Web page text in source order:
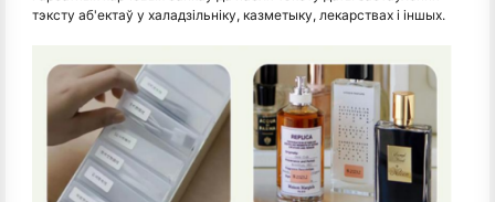
тэксту аб'ектаў у халадзільніку, казметыку, лекарствах і іншых.